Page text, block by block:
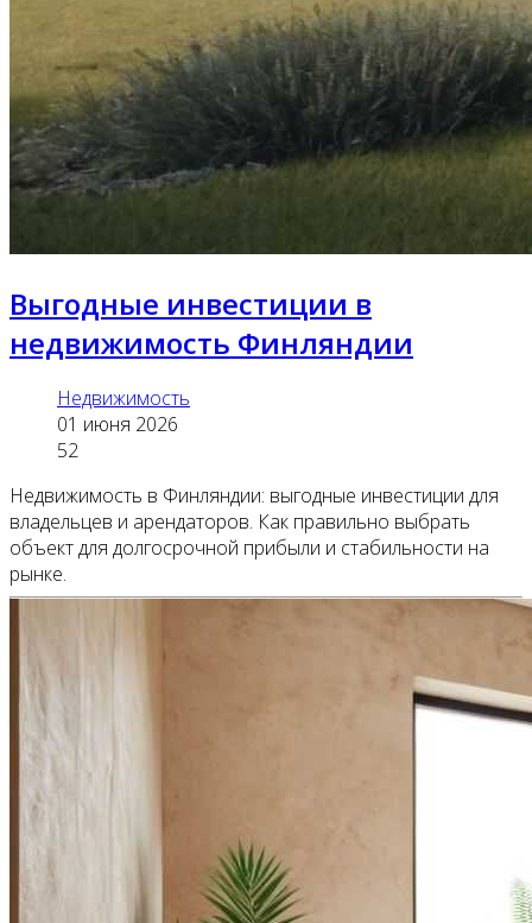
Выгодные инвестиции в
недвижимость Финляндии
Недвижимость
01 июня 2026
52
Недвижимость в Финляндии: выгодные инвестиции для
владельцев и арендаторов. Как правильно выбрать
объект для долгосрочной прибыли и стабильности на
рынке.